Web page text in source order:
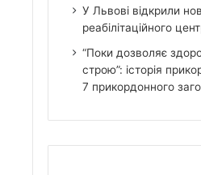
У Львові відкрили
реабілітаційного
“Поки дозволяє
строю”: історія
7 прикордонного